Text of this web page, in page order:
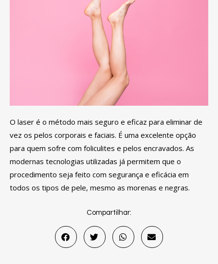
O laser é o método mais seguro e eficaz para eliminar de
vez os pelos corporais e faciais. É uma excelente opção
para quem sofre com foliculites e pelos encravados. As
modernas tecnologias utilizadas já permitem que o
procedimento seja feito com segurança e eficácia em
todos os tipos de pele, mesmo as morenas e negras.
Compartilhar: